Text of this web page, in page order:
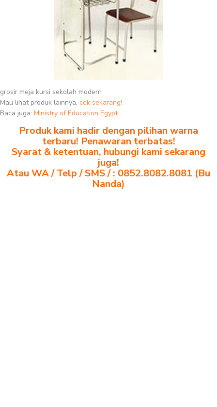
grosir meja kursi sekolah modern
Mau lihat produk lainnya, cek sekarang!
Baca juga: Ministry of Education Egypt
Produk kami hadir dengan pilihan warna
terbaru! Penawaran terbatas!
Syarat & ketentuan, hubungi kami sekarang
juga!
Atau WA / Telp / SMS / : 0852.8082.8081 (Bu
Nanda)